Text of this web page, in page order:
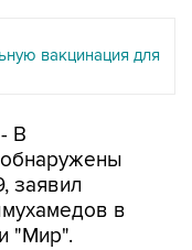
вакцинация для
В
заявил
в
"Мир".